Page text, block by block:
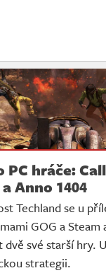
PC hráče:
Anno 1404
Techland se u
GOG a Steam
své starší hry.
strategii.